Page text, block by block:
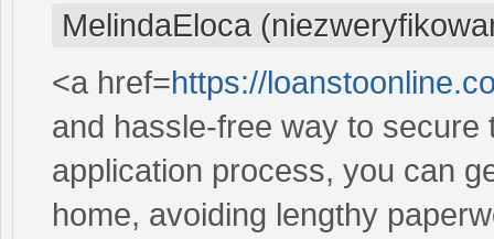
MelindaEloca
<a href=https://
and hassle-free way to
application process, you can
home, avoiding lengthy